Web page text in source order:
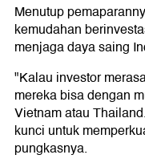
Menutup
kemudahan
menjaga daya saing
"Kalau investor
mereka bisa dengan
Vietnam atau
kunci untuk
pungkasnya.